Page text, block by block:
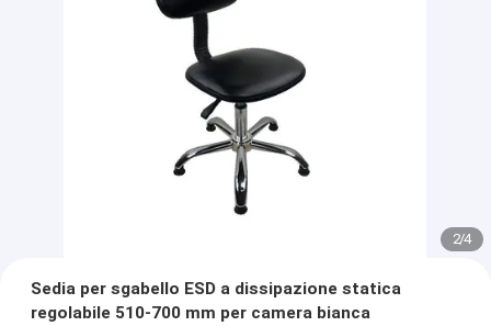
2/4
Sedia per sgabello ESD a dissipazione statica
regolabile 510-700 mm per camera bianca